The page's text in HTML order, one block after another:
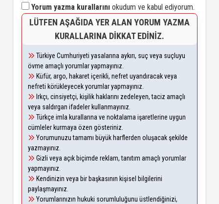
Yorum yazma kurallarını okudum ve kabul ediyorum.
LÜTFEN AŞAĞIDA YER ALAN YORUM YAZMA
KURALLARINA DIKKAT EDINIZ.
Türkiye Cumhuriyeti yasalarına aykırı, suç veya suçluyu
övme amaçlı yorumlar yapmayınız.
Küfür, argo, hakaret içerikli, nefret uyandıracak veya
nefreti körükleyecek yorumlar yapmayınız.
Irkçı, cinsiyetçi, kişilik haklarını zedeleyen, taciz amaçlı
veya saldırgan ifadeler kullanmayınız.
Türkçe imla kurallarına ve noktalama işaretlerine uygun
cümleler kurmaya özen gösteriniz.
Yorumunuzu tamamı büyük harflerden oluşacak şekilde
yazmayınız.
Gizli veya açık biçimde reklam, tanıtım amaçlı yorumlar
yapmayınız.
Kendinizin veya bir başkasının kişisel bilgilerini
paylaşmayınız.
Yorumlarınızın hukuki sorumluluğunu üstlendiğinizi,